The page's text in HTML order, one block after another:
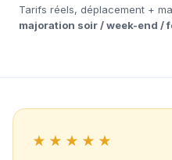
Tarifs réels, déplacement +
majoration soir / week-end /
★★★★★